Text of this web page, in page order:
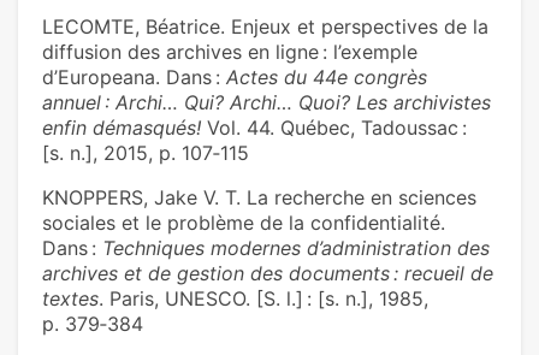
LECOMTE, Béatrice. Enjeux et perspectives de la
diffusion des archives en ligne : l’exemple
d’Europeana. Dans : Actes du 44e congrès
annuel : Archi… Qui? Archi… Quoi? Les archivistes
enfin démasqués! Vol. 44. Québec, Tadoussac :
[s. n.], 2015, p. 107‑115
KNOPPERS, Jake V. T. La recherche en sciences
sociales et le problème de la confidentialité.
Dans : Techniques modernes d’administration des
archives et de gestion des documents : recueil de
textes. Paris, UNESCO. [S. l.] : [s. n.], 1985,
p. 379‑384